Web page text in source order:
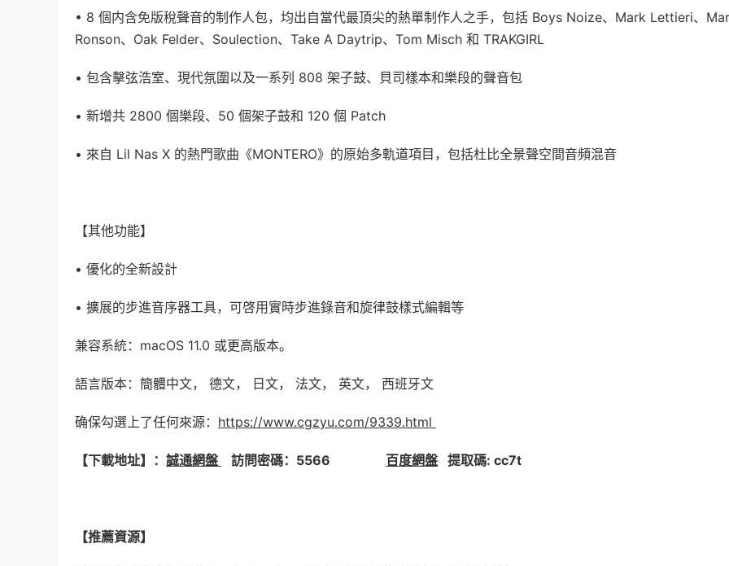
• 8 個内含免版稅聲音的制作人包，均出自當代最頂尖的熱單制作人之手，包括 Boys Noize、Mark Lettieri、
Ronson、Oak Felder、Soulection、Take A Daytrip、Tom Misch 和 TRAKGIRL
• 包含擊弦浩室、現代氛圍以及一系列 808 架子鼓、貝司樣本和樂段的聲音包
• 新增共 2800 個樂段、50 個架子鼓和 120 個 Patch
• 來自 Lil Nas X 的熱門歌曲《MONTERO》的原始多軌道項目，包括杜比全景聲空間音頻混音
【其他功能】
• 優化的全新設計
• 擴展的步進音序器工具，可啓用實時步進錄音和旋律鼓樣式編輯等
兼容系統：macOS 11.0 或更高版本。
語言版本：簡體中文， 德文， 日文， 法文， 英文， 西班牙文
确保勾選上了任何來源： https://www.cgzyu.com/9339.html
【下載地址】： 誠通網盤 訪問密碼：5566 百度網盤 提取碼: cc7t
【推薦資源】